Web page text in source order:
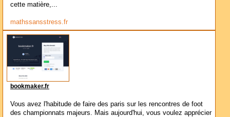
cette matière,...
mathssansstress.fr
bookmaker.fr
Vous avez l'habitude de faire des paris sur les rencontres de foot
des championnats majeurs. Mais aujourd'hui, vous voulez apprécier